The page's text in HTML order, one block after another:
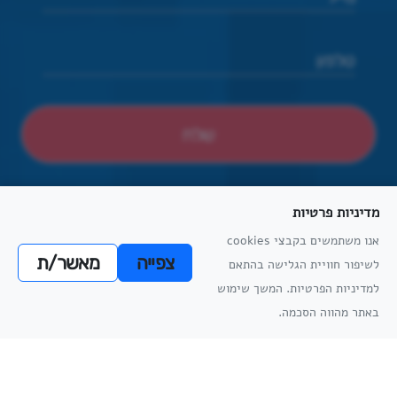
הצהרת נגישות
הסדרי נגישות פיזיים
מדיניות פרטיות
תקנון למניעת הטרדה מינית
מדיניות
מדיניות
הפרטיות
מדיניות פרטיות
אנו משתמשים בקבצי cookies
לשיפור חוויית הגלישה בהתאם
למדיניות הפרטיות. המשך שימוש
באתר מהווה הסכמה.
צפייה מאשר/ת